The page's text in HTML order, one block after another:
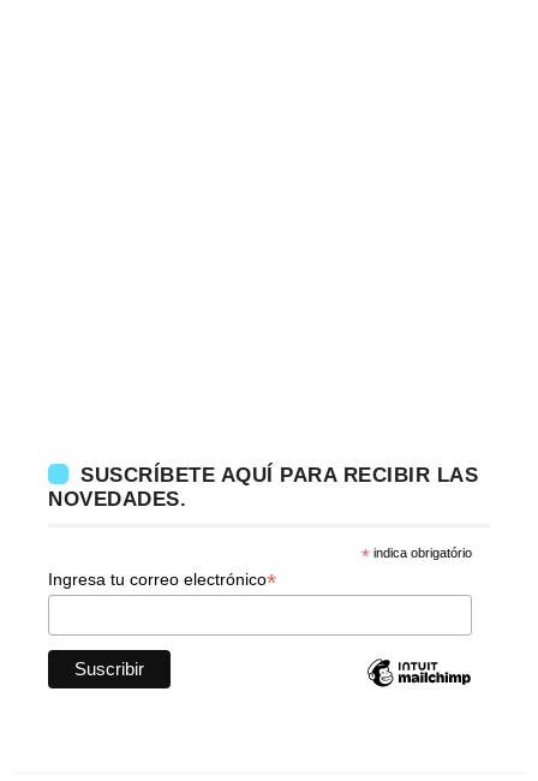
SUSCRÍBETE AQUÍ PARA RECIBIR LAS
NOVEDADES.
* indica obrigatório
Ingresa tu correo electrónico*